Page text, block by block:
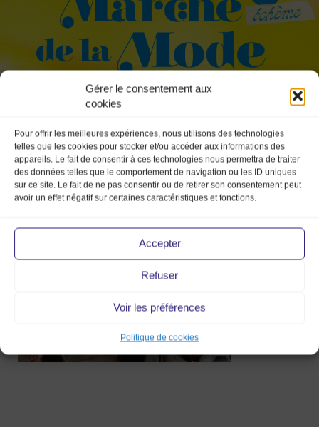
Gérer le consentement aux
cookies
Pour offrir les meilleures expériences, nous utilisons des technologies
telles que les cookies pour stocker et/ou accéder aux informations des
appareils. Le fait de consentir à ces technologies nous permettra de traiter
des données telles que le comportement de navigation ou les ID uniques
sur ce site. Le fait de ne pas consentir ou de retirer son consentement peut
avoir un effet négatif sur certaines caractéristiques et fonctions.
Accepter
Refuser
Voir les préférences
Politique de cookies
la-claque-lyon-marche-de-la-mode-
vintage
19 Jan 2022